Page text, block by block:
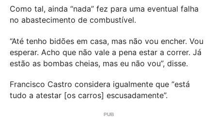
Como tal, ainda “nada” fez para uma eventual falha
no abastecimento de combustível.
“Até tenho bidões em casa, mas não vou encher. Vou
esperar. Acho que não vale a pena estar a correr. Já
estão as bombas cheias, mas eu não vou”, disse.
Francisco Castro considera igualmente que “está
tudo a atestar [os carros] escusadamente”.